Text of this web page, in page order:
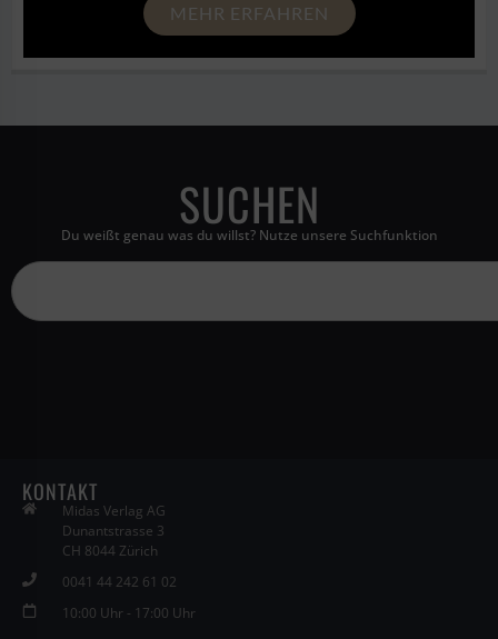
MEHR ERFAHREN
SUCHEN
Du weißt genau was du willst? Nutze unsere Suchfunktion
KONTAKT
Midas Verlag AG
Dunantstrasse 3
CH 8044 Zürich
0041 44 242 61 02
10:00 Uhr - 17:00 Uhr